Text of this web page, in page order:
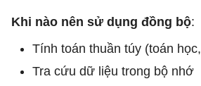
Khi nào nên sử dụng đồng bộ:
Tính toán thuần túy (toán
Tra cứu dữ liệu trong bộ nhớ